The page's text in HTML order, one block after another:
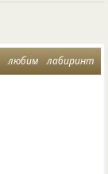
любим лабиринт